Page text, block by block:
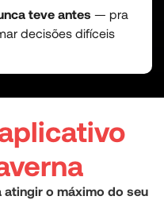
teve antes — pra
decisões difíceis
atingir o máximo do seu